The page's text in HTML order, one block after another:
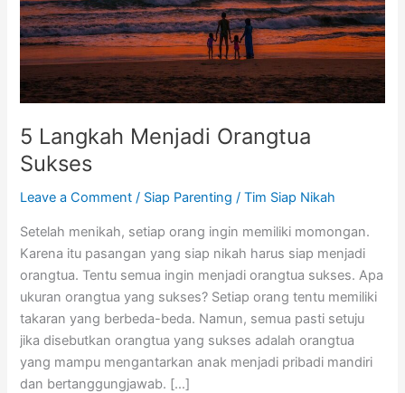
5 Langkah Menjadi Orangtua
Sukses
Leave a Comment / Siap Parenting /Tim Siap Nikah
Setelah menikah, setiap orang ingin memiliki momongan.
Karena itu pasangan yang siap nikah harus siap menjadi
orangtua. Tentu semua ingin menjadi orangtua sukses. Apa
ukuran orangtua yang sukses? Setiap orang tentu memiliki
takaran yang berbeda-beda. Namun, semua pasti setuju
jika disebutkan orangtua yang sukses adalah orangtua
yang mampu mengantarkan anak menjadi pribadi mandiri
dan bertanggungjawab. […]